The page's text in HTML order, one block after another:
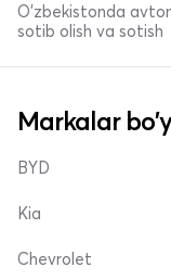
O'zbekistonda
sotib olish va sotish
Markalar
BYD
Kia
Chevrolet